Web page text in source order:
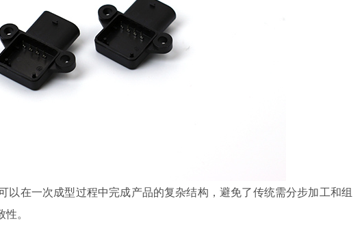
以在一次成型过程中完成产品的复杂结构，避免了传统需分步加工和组
。